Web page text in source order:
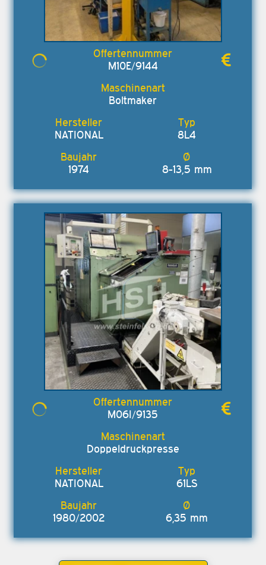
M10E/9144
Boltmaker
NATIONAL 8L4
1974 8-13,5 mm
M06I/9135
Doppeldruckpresse
NATIONAL 61LS
1980/2002 6,35 mm